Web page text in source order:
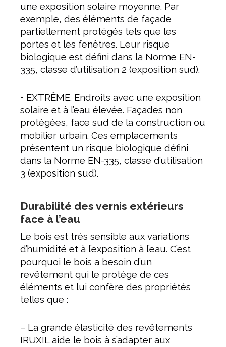
une exposition solaire moyenne. Par
exemple, des éléments de façade
partiellement protégés tels que les
portes et les fenêtres. Leur risque
biologique est défini dans la Norme EN-
335, classe d’utilisation 2 (exposition sud).
• EXTRÊME. Endroits avec une exposition
solaire et à l’eau élevée. Façades non
protégées, face sud de la construction ou
mobilier urbain. Ces emplacements
présentent un risque biologique défini
dans la Norme EN-335, classe d’utilisation
3 (exposition sud).
Durabilité des vernis extérieurs
face à l’eau
Le bois est très sensible aux variations
d’humidité et à l’exposition à l’eau. C’est
pourquoi le bois a besoin d’un
revêtement qui le protège de ces
éléments et lui confère des propriétés
telles que :
– La grande élasticité des revêtements
IRUXIL aide le bois à s’adapter aux